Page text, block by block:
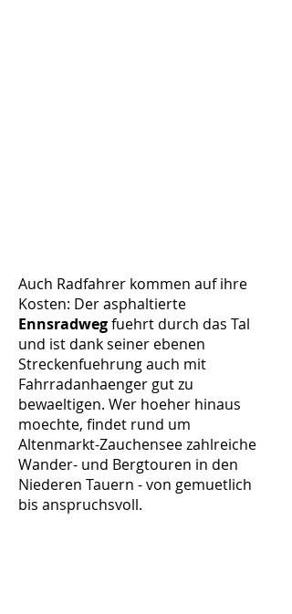
Auch Radfahrer kommen auf ihre
Kosten: Der asphaltierte
Ennsradwegfuehrt durch das Tal
und ist dank seiner ebenen
Streckenfuehrung auch mit
Fahrradanhaenger gut zu
bewaeltigen. Wer hoeher hinaus
moechte, findet rund um
Altenmarkt-Zauchensee zahlreiche
Wander- und Bergtouren in den
Niederen Tauern - von gemuetlich
bis anspruchsvoll.